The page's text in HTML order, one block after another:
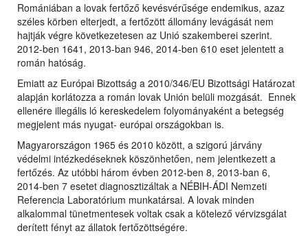
Romániában a lovak fertőző kevésvérűsége endemikus, azaz
széles körben elterjedt, a fertőzött állomány levágását nem
hajtják végre következetesen az Unió szakemberei szerint.
2012-ben 1641, 2013-ban 946, 2014-ben 610 eset jelentett a
román hatóság.
Emiatt az Európai Bizottság a 2010/346/EU Bizottsági Határozat
alapján korlátozza a román lovak Unión belüli mozgását. Ennek
ellenére illegális ló kereskedelem folyományaként a betegség
megjelent más nyugat- európai országokban is.
Magyarországon 1965 és 2010 között, a szigorú járvány
védelmi intézkedéseknek köszönhetően, nem jelentkezett a
fertőzés. Az utóbbi három évben 2012-ben 8, 2013-ban 6,
2014-ben 7 esetet diagnosztizáltak a NÉBIH-ÁDI Nemzeti
Referencia Laboratórium munkatársai. A lovak minden
alkalommal tünetmentesek voltak csak a kötelező vérvizsgálat
derített fényt az állatok fertőzöttségére.